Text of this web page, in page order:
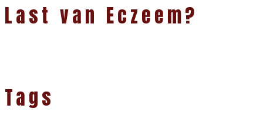
Last van Eczeem?
Tags